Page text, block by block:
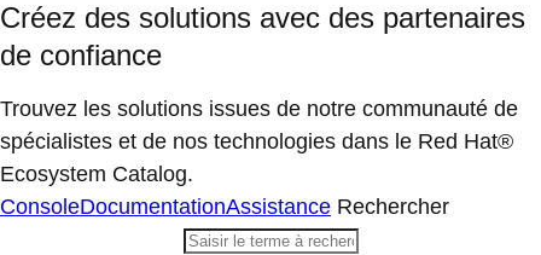
Créez des solutions avec des partenaires
de confiance
Trouvez les solutions issues de notre communauté de
spécialistes et de nos technologies dans le Red Hat®
Ecosystem Catalog.
ConsoleDocumentationAssistance Rechercher